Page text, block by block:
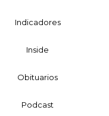
Indicadores
Inside
Obituarios
Podcast